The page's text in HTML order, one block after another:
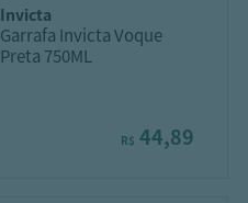
invicta
Garrafa Invicta Voque
Preta 750ML
R$ 44,89